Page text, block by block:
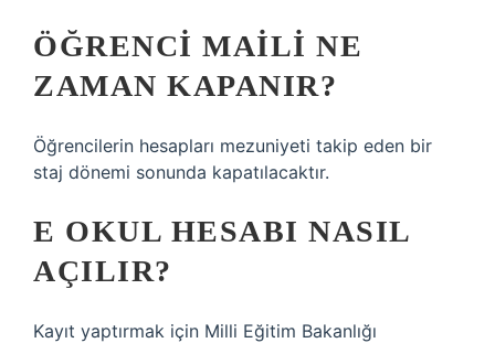
ÖĞRENCI MAILI NE
ZAMAN KAPANIR?
Öğrencilerin hesapları mezuniyeti takip eden bir
staj dönemi sonunda kapatılacaktır.
E OKUL HESABI NASIL
AÇILIR?
Kayıt yaptırmak için Milli Eğitim Bakanlığı